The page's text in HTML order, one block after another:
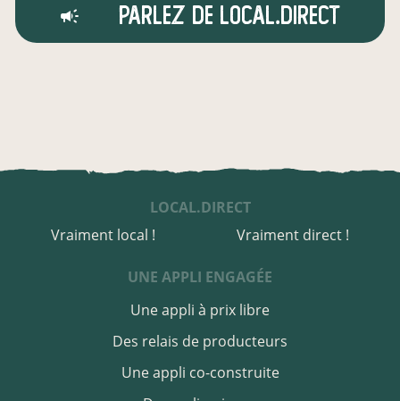
Parlez de local.direct
LOCAL.DIRECT
Vraiment local !
Vraiment direct !
UNE APPLI ENGAGÉE
Une appli à prix libre
Des relais de producteurs
Une appli co-construite